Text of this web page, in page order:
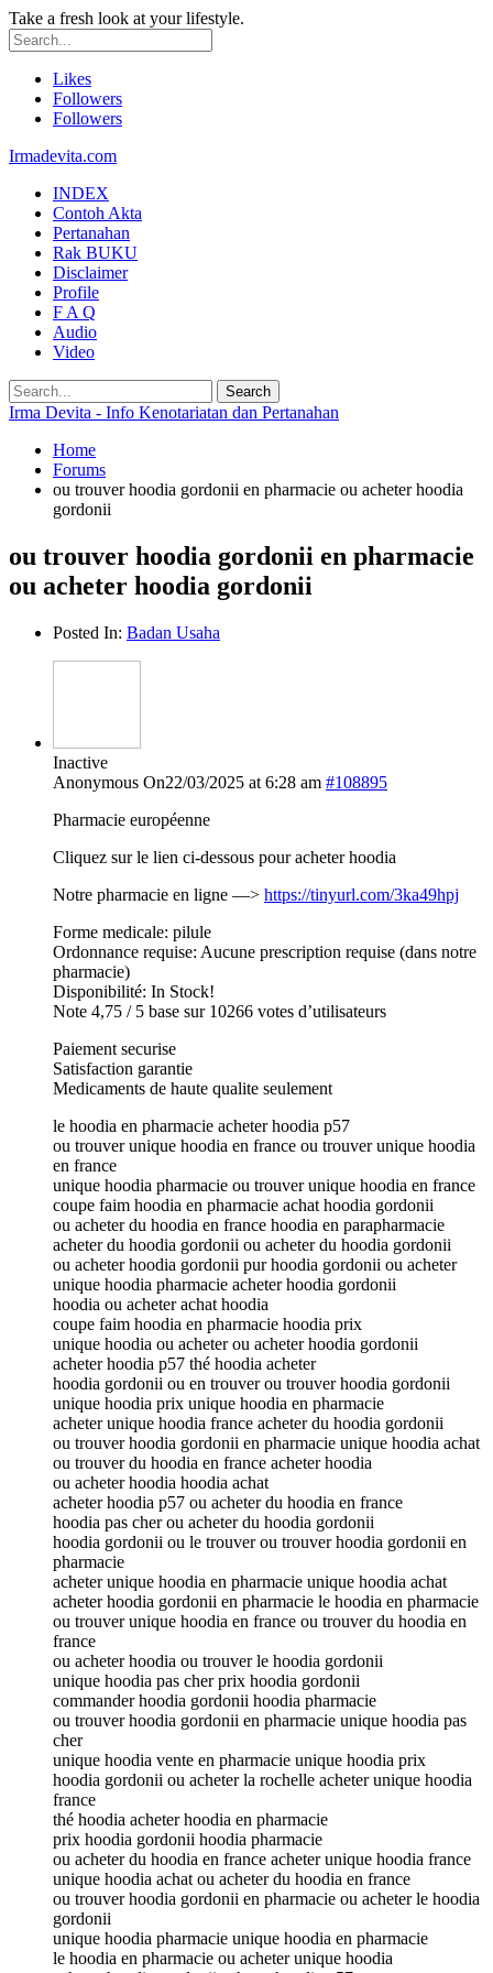
Take a fresh look at your lifestyle.
Likes
Followers
Followers
Irmadevita.com
INDEX
Contoh Akta
Pertanahan
Rak BUKU
Disclaimer
Profile
F A Q
Audio
Video
Irma Devita - Info Kenotariatan dan Pertanahan
Home
Forums
ou trouver hoodia gordonii en pharmacie ou acheter hoodia
gordonii
ou trouver hoodia gordonii en pharmacie
ou acheter hoodia gordonii
Posted In: Badan Usaha
Inactive
Anonymous On22/03/2025 at 6:28 am #108895
Pharmacie européenne
Cliquez sur le lien ci-dessous pour acheter hoodia
Notre pharmacie en ligne —> https://tinyurl.com/3ka49hpj
Forme medicale: pilule
Ordonnance requise: Aucune prescription requise (dans notre
pharmacie)
Disponibilité: In Stock!
Note 4,75 / 5 base sur 10266 votes d’utilisateurs
Paiement securise
Satisfaction garantie
Medicaments de haute qualite seulement
le hoodia en pharmacie acheter hoodia p57
ou trouver unique hoodia en france ou trouver unique hoodia
en france
unique hoodia pharmacie ou trouver unique hoodia en france
coupe faim hoodia en pharmacie achat hoodia gordonii
ou acheter du hoodia en france hoodia en parapharmacie
acheter du hoodia gordonii ou acheter du hoodia gordonii
ou acheter hoodia gordonii pur hoodia gordonii ou acheter
unique hoodia pharmacie acheter hoodia gordonii
hoodia ou acheter achat hoodia
coupe faim hoodia en pharmacie hoodia prix
unique hoodia ou acheter ou acheter hoodia gordonii
acheter hoodia p57 thé hoodia acheter
hoodia gordonii ou en trouver ou trouver hoodia gordonii
unique hoodia prix unique hoodia en pharmacie
acheter unique hoodia france acheter du hoodia gordonii
ou trouver hoodia gordonii en pharmacie unique hoodia achat
ou trouver du hoodia en france acheter hoodia
ou acheter hoodia hoodia achat
acheter hoodia p57 ou acheter du hoodia en france
hoodia pas cher ou acheter du hoodia gordonii
hoodia gordonii ou le trouver ou trouver hoodia gordonii en
pharmacie
acheter unique hoodia en pharmacie unique hoodia achat
acheter hoodia gordonii en pharmacie le hoodia en pharmacie
ou trouver unique hoodia en france ou trouver du hoodia en
france
ou acheter hoodia ou trouver le hoodia gordonii
unique hoodia pas cher prix hoodia gordonii
commander hoodia gordonii hoodia pharmacie
ou trouver hoodia gordonii en pharmacie unique hoodia pas
cher
unique hoodia vente en pharmacie unique hoodia prix
hoodia gordonii ou acheter la rochelle acheter unique hoodia
france
thé hoodia acheter hoodia en pharmacie
prix hoodia gordonii hoodia pharmacie
ou acheter du hoodia en france acheter unique hoodia france
unique hoodia achat ou acheter du hoodia en france
ou trouver hoodia gordonii en pharmacie ou acheter le hoodia
gordonii
unique hoodia pharmacie unique hoodia en pharmacie
le hoodia en pharmacie ou acheter unique hoodia